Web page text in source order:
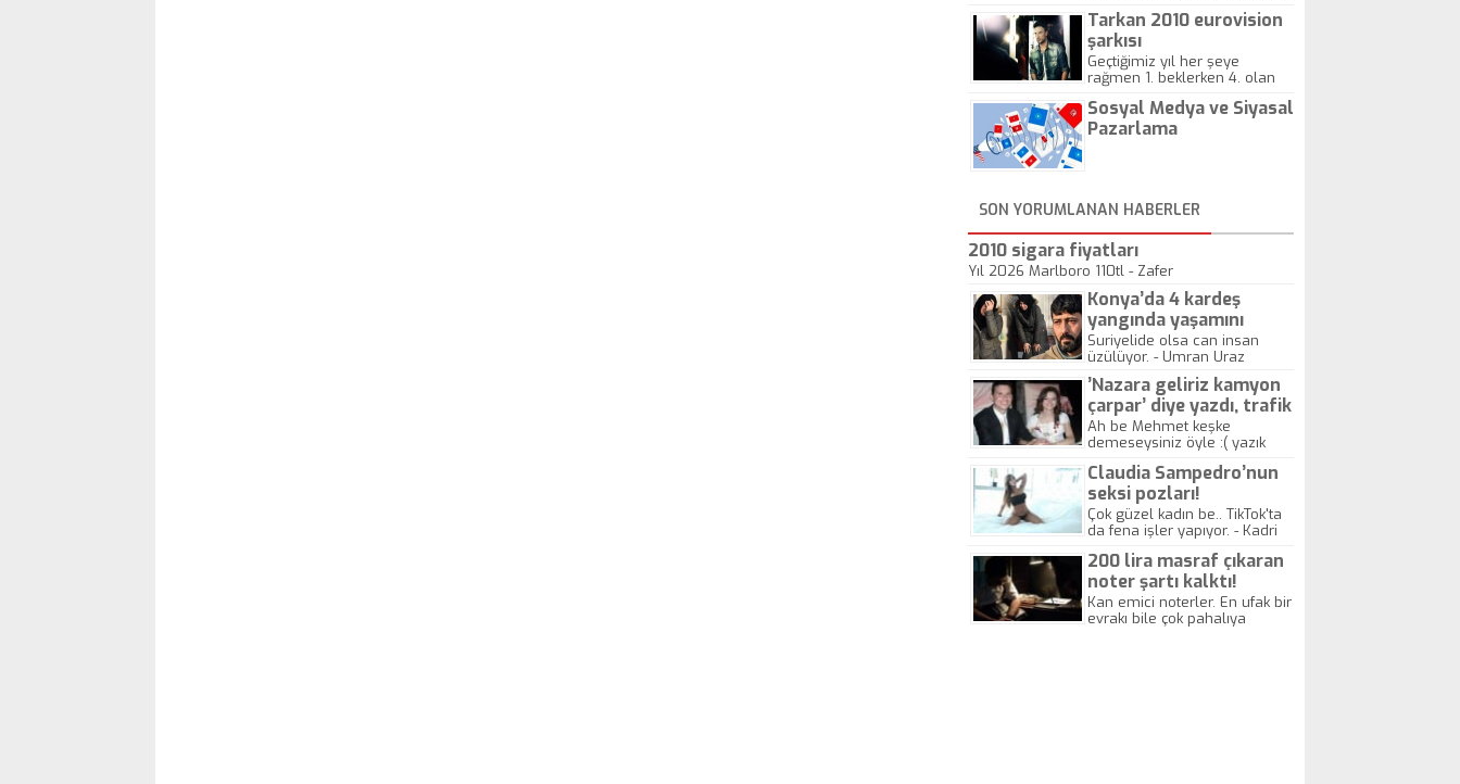
Tarkan 2010 eurovision
şarkısı
Geçtiğimiz yıl her şeye
rağmen 1. beklerken 4. olan
gösterisinin bu yarışmada
önemli olmadığını anlamıştır.
Sosyal Medya ve Siyasal
Pazarlama
SON YORUMLANAN HABERLER
2010 sigara fiyatları
Yıl 2026 Marlboro 110tl - Zafer
Konya’da 4 kardeş
yangında yaşamını
yitirdi
Suriyelide olsa can insan
üzülüyor. - Umran Uraz
’Nazara geliriz kamyon
çarpar’ diye yazdı, trafik
kazasında öldü!
Ah be Mehmet keşke
demeseysiniz öyle :( yazık
Claudia Sampedro’nun
seksi pozları!
Çok güzel kadın be.. TikTok'ta
da fena işler yapıyor. - Kadri
200 lira masraf çıkaran
noter şartı kalktı!
Kan emici noterler. En ufak bir
evrakı bile çok pahalıya